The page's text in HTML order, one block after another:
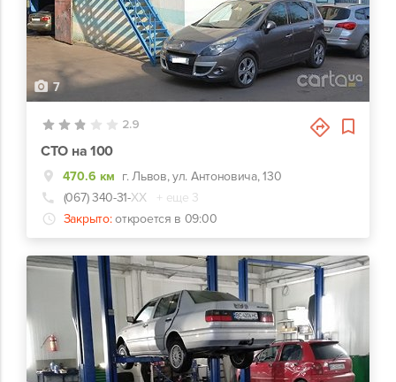
7
2.9
СТО на 100
470.6 км г. Львов, ул. Антоновича, 130
(067) 340-31-ХХ
+ еще 3
Закрыто: откроется в 09:00